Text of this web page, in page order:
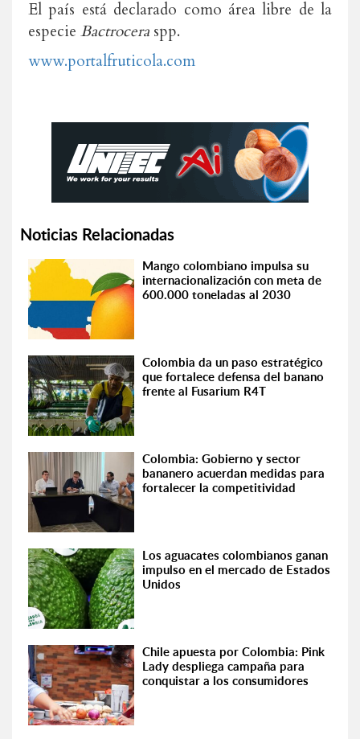
El país está declarado como área libre de la
especie Bactrocera spp.
www.portalfruticola.com
Noticias Relacionadas
Mango colombiano impulsa su
internacionalización con meta de
600.000 toneladas al 2030
Colombia da un paso estratégico
que fortalece defensa del banano
frente al Fusarium R4T
Colombia: Gobierno y sector
bananero acuerdan medidas para
fortalecer la competitividad
Los aguacates colombianos ganan
impulso en el mercado de Estados
Unidos
Chile apuesta por Colombia: Pink
Lady despliega campaña para
conquistar a los consumidores